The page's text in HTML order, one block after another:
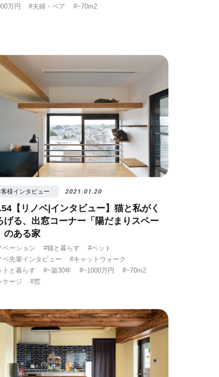
万円
#夫婦・ペア #~70m2
客様インタビュー 2021.01.20
【リノベ|インタビュー】猫と私がく
げる、出窓コーナー「陽だまりスペー
のある家
ベーション #猫と暮らす
#ペット
ベ先輩インタビュー
#キャットウォーク
トと暮らす
#~築30年 #~1000万円
#~70m2
ケージ
#窓